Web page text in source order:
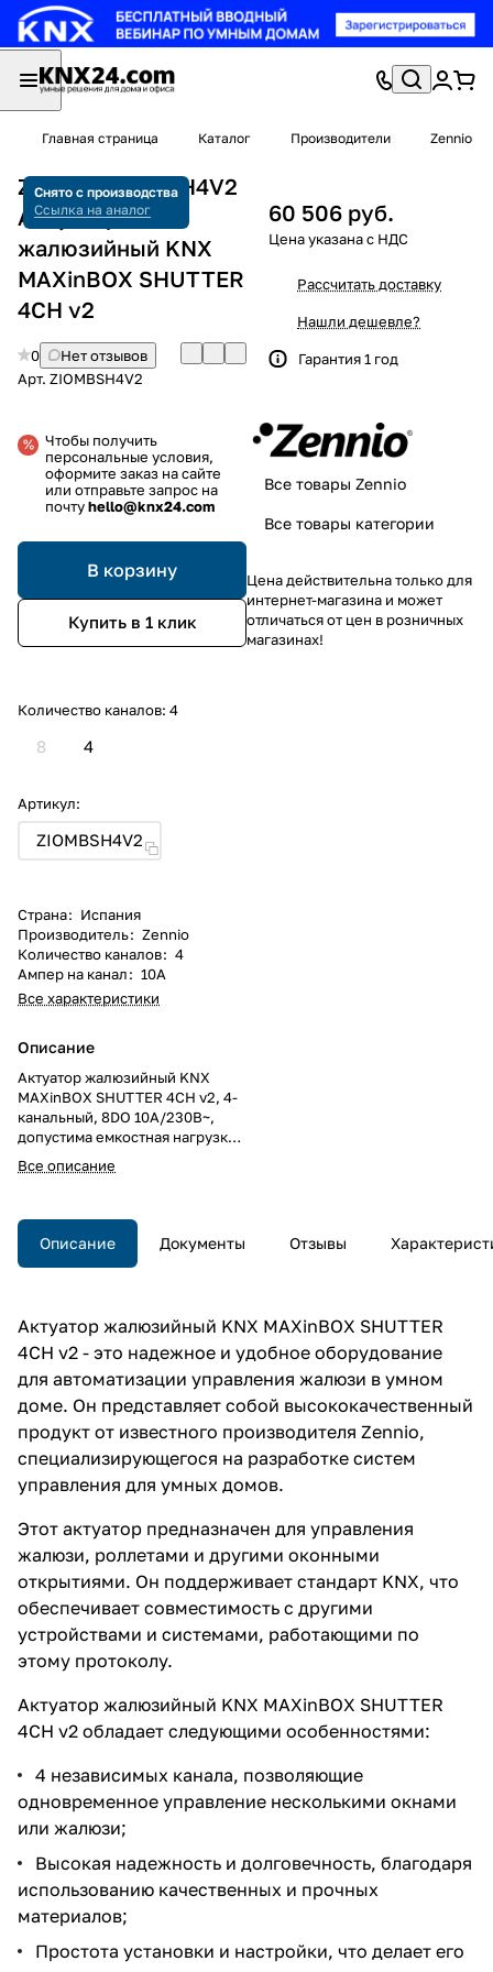
Главная страница Каталог Производители Zennio
Снято с производства
Ссылка на аналог
Zennio ZIOMBSH4V2
Актуатор
жалюзийный KNX
MAXinBOX SHUTTER
4CH v2
0
Нет отзывов
Арт. ZIOMBSH4V2
Чтобы получить
персональные условия,
оформите заказ на сайте
или отправьте запрос на
почтуhello@knx24.com
В корзину
Купить в 1 клик
Количество каналов: 4
4
8
Артикул:
ZIOMBSH4V2
Страна: Испания
Производитель: Zennio
Количество каналов: 4
Ампер на канал: 10А
Все характеристики
Описание
Актуатор жалюзийный KNX
MAXinBOX SHUTTER 4CH v2, 4-
канальный, 8DO 10А/230В~,
допустима емкостная нагрузка,
20 логических функций,
функции времени, ручное
DIN рейку, 4.5TE
Все описание
60 506 руб.
Рассчитать доставку
Нашли дешевле?
Гарантия 1 год
Все товары Zennio
Все товары категории
Цена действительна только для
интернет-магазина и может
отличаться от цен в розничных
магазинах!
Описание Документы Отзывы
Актуатор жалюзийный KNX MAXinBOX SHUTTER
4CH v2 - это надежное и удобное оборудование
для автоматизации управления жалюзи в умном
доме. Он представляет собой высококачественный
продукт от известного производителя Zennio,
специализирующегося на разработке систем
управления для умных домов.
Этот актуатор предназначен для управления
жалюзи, роллетами и другими оконными
открытиями. Он поддерживает стандарт KNX, что
обеспечивает совместимость с другими
устройствами и системами, работающими по
этому протоколу.
Актуатор жалюзийный KNX MAXinBOX SHUTTER
4CH v2 обладает следующими особенностями:
4 независимых канала, позволяющие
одновременное управление несколькими окнами
или жалюзи;
Высокая надежность и долговечность, благодаря
использованию качественных и прочных
материалов;
Простота установки и настройки, что делает его